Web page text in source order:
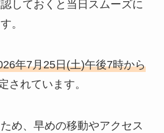
しておくと当日スムーズに
。
年7月25日(土)午後7時から
されています。
め、早めの移動やアクセス